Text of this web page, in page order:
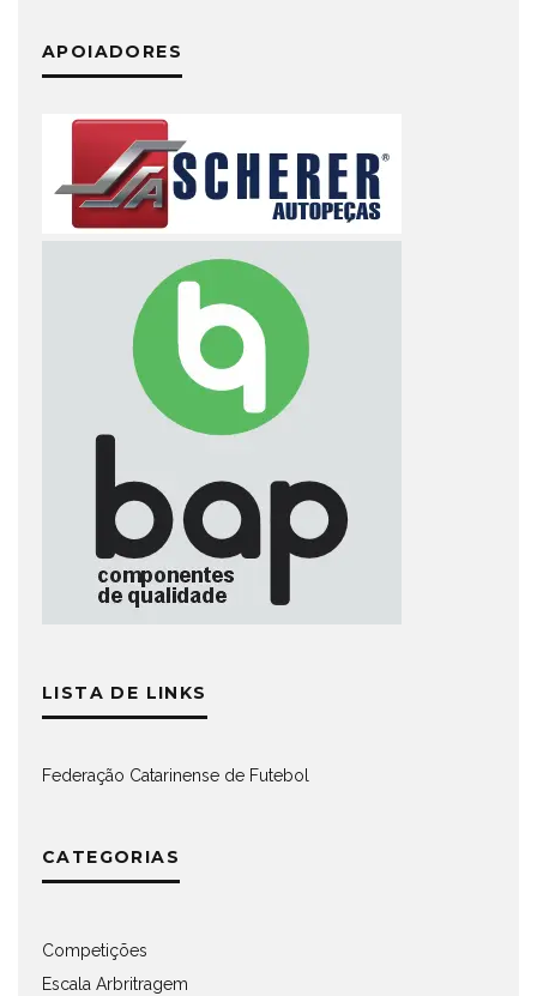
APOIADORES
LISTA DE LINKS
Federação Catarinense de Futebol
CATEGORIAS
Competições
Escala Arbritragem